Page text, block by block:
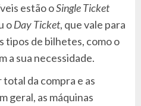
estão oSingle Ticket
oDay Ticket, que vale para
tipos de bilhetes, como o
a sua necessidade.
da compra e as
geral, as máquinas